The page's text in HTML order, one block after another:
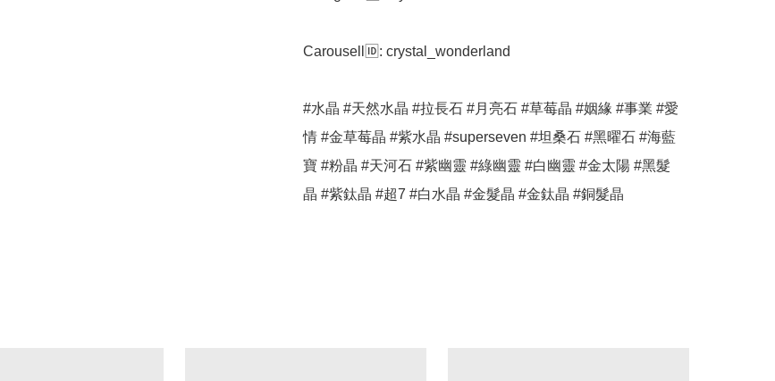
Carousell🆔️: crystal_wonderland
#水晶 #天然水晶 #拉長石 #月亮石 #草莓晶 #姻緣 #事業 #愛
情 #金草莓晶 #紫水晶 #superseven #坦桑石 #黑曜石 #海藍
寶 #粉晶 #天河石 #紫幽靈 #綠幽靈 #白幽靈 #金太陽 #黑髮